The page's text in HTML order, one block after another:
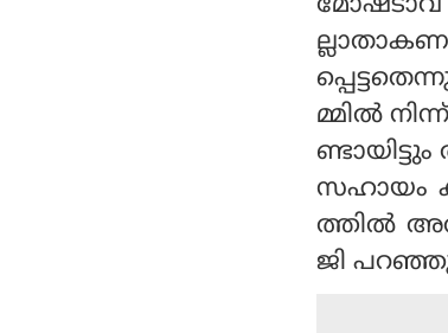
മ്മില്‍
സഹായം
ത്തില്‍
ജി